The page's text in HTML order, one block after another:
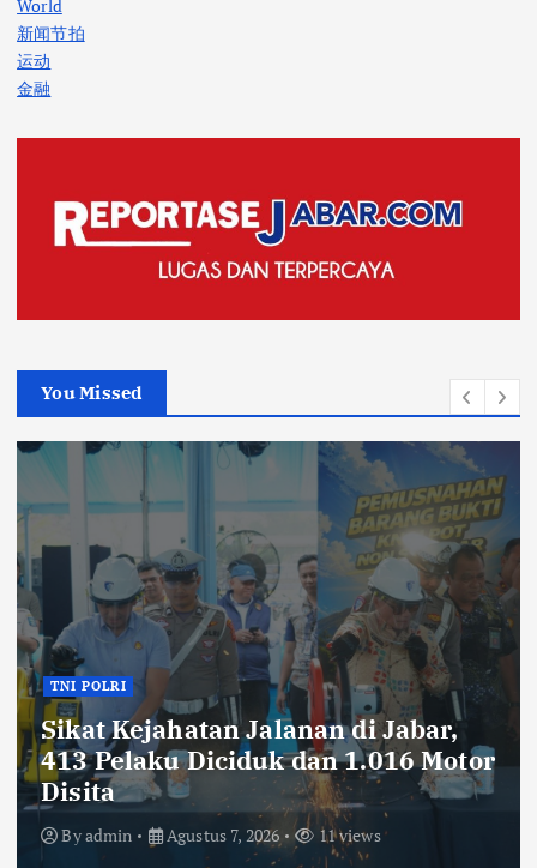
World
新闻节拍
运动
金融
You Missed
TNI POLRI
Ribuan Knalpot Brong Disita Polisi,
Gubernur Jabar Kang Dedi Bakal
Berikan Kompensasi Knalpot
Standar
Byadmin Agustus 7, 2026 12 views